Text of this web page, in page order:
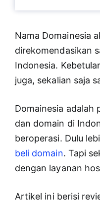
Nama Domainesia
direkomendasikan
Indonesia.
juga, sekalian saja
Domainesia adalah
dan domain di
beroperasi. Dulu
beli domain. Tapi
dengan layanan
Artikel ini berisi